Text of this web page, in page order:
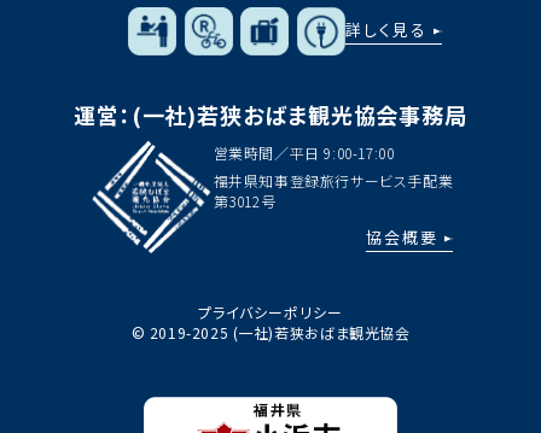
詳しく見る
運営：(一社)若狭おばま観光協会事務局
営業時間／平日 9:00-17:00
福井県知事登録旅行サービス手配業
第3012号
協会概要
プライバシーポリシー
© 2019-2025 (一社)若狭おばま観光協会